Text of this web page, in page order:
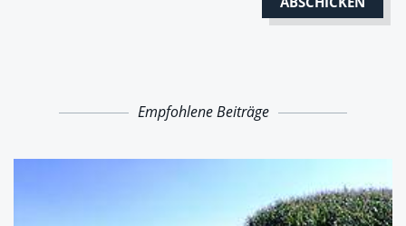
Empfohlene Beiträge